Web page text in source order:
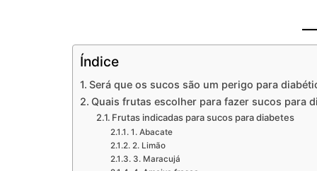
Índice
Será que os sucos são um perigo para
Quais frutas escolher para fazer sucos para
Frutas indicadas para sucos para diabetes
1. Abacate
2. Limão
3. Maracujá